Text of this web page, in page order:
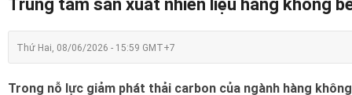
Thứ Hai, 08/06/2026 - 15:59 GMT+7
Trong nỗ lực giảm phát thải carbon của ngành hàng